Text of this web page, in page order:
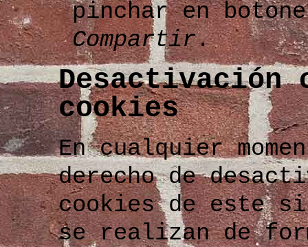
pinchar en
Compartir.
Desactivación
cookies
En cualquier
derecho de
cookies de este
se realizan de